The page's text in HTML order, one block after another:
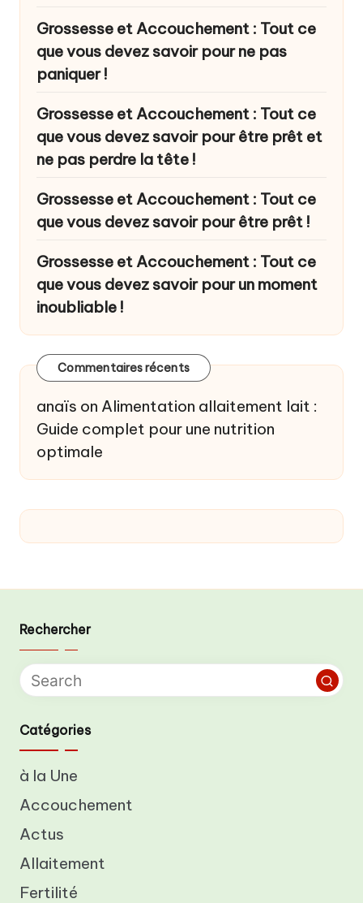
Grossesse et Accouchement : Tout ce
que vous devez savoir pour ne pas
paniquer !
Grossesse et Accouchement : Tout ce
que vous devez savoir pour être prêt et
ne pas perdre la tête !
Grossesse et Accouchement : Tout ce
que vous devez savoir pour être prêt !
Grossesse et Accouchement : Tout ce
que vous devez savoir pour un moment
inoubliable !
Commentaires récents
anaïs on Alimentation allaitement lait :
Guide complet pour une nutrition
optimale
Rechercher
Catégories
à la Une
Accouchement
Actus
Allaitement
Fertilité